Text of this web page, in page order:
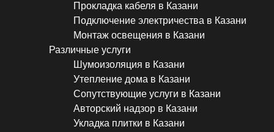
Прокладка кабеля в Казани
Подключение электричества в Казани
Монтаж освещения в Казани
Различные услуги
Шумоизоляция в Казани
Утепление дома в Казани
Сопутствующие услуги в Казани
Авторский надзор в Казани
Укладка плитки в Казани